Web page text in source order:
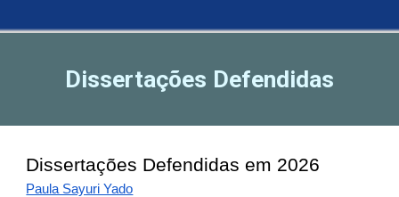
Dissertações Defendidas
Dissertações Defendidas em 2026
Paula Sayuri Yado